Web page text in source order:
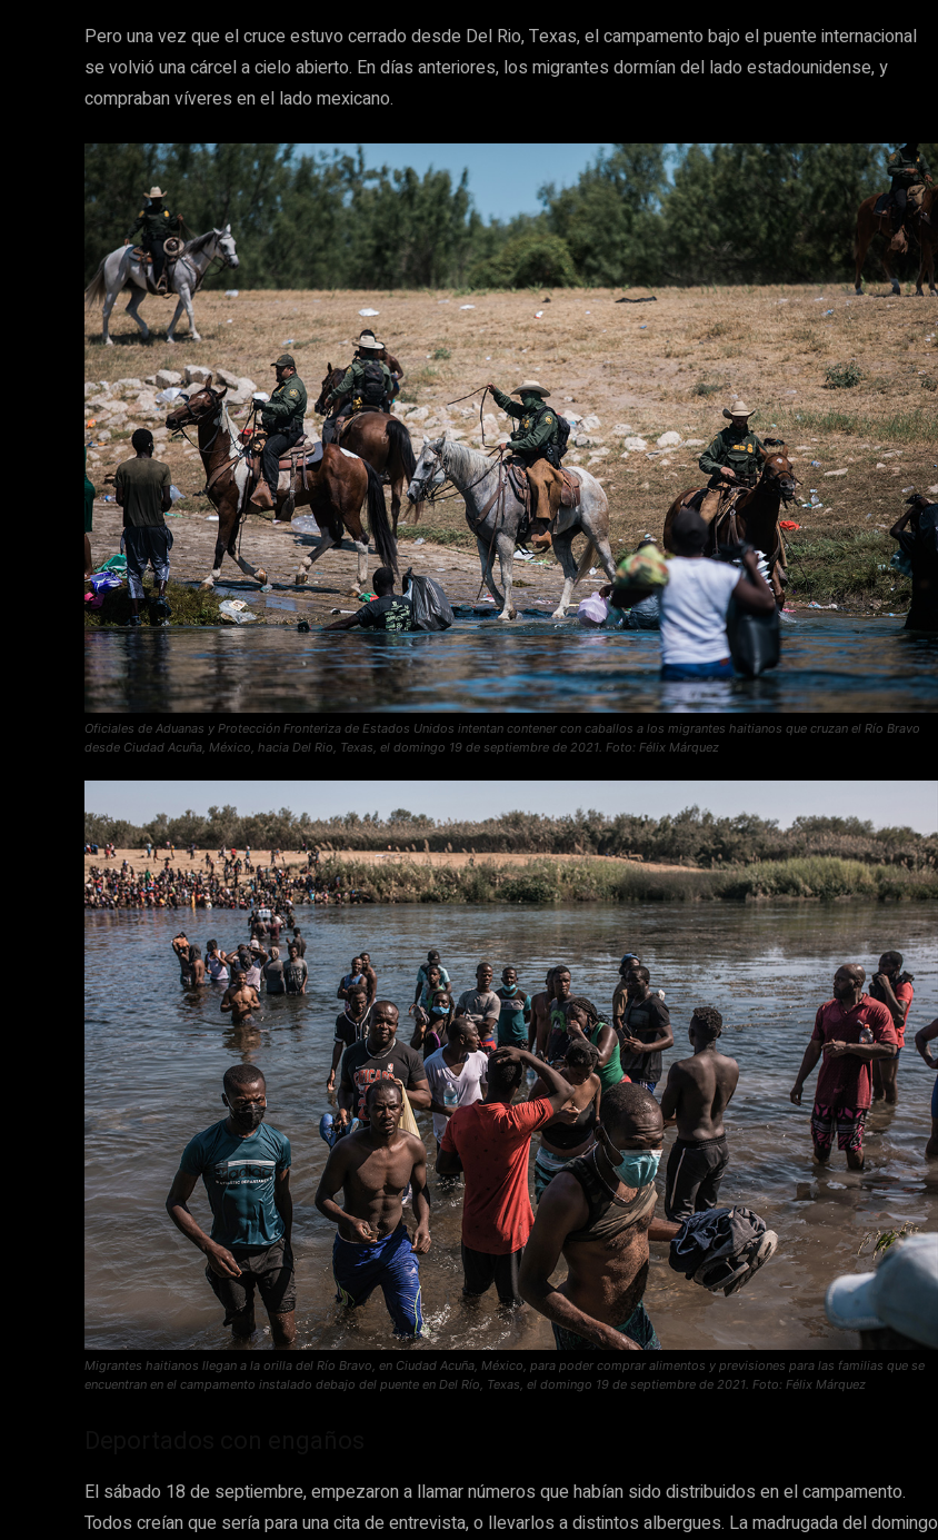
Pero una vez que el cruce estuvo cerrado desde Del Rio, Texas, el campamento bajo el puente internacional
se volvió una cárcel a cielo abierto. En días anteriores, los migrantes dormían del lado estadounidense, y
compraban víveres en el lado mexicano.
Oficiales de Aduanas y Protección Fronteriza de Estados Unidos intentan contener con caballos a los migrantes haitianos que cruzan el Río Bravo
desde Ciudad Acuña, México, hacia Del Rio, Texas, el domingo 19 de septiembre de 2021. Foto: Félix Márquez
Migrantes haitianos llegan a la orilla del Río Bravo, en Ciudad Acuña, México, para poder comprar alimentos y previsiones para las familias que se
encuentran en el campamento instalado debajo del puente en Del Río, Texas, el domingo 19 de septiembre de 2021. Foto: Félix Márquez
El sábado 18 de septiembre, empezaron a llamar números que habían sido distribuidos en el campamento.
Todos creían que sería para una cita de entrevista, o llevarlos a distintos albergues. La madrugada del domingo